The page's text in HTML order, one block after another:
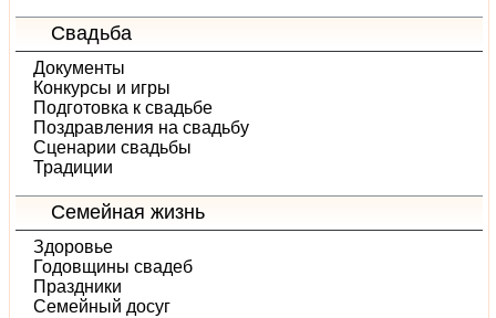
Свадьба
Документы
Конкурсы и игры
Подготовка к свадьбе
Поздравления на свадьбу
Сценарии свадьбы
Традиции
Семейная жизнь
Здоровье
Годовщины свадеб
Праздники
Семейный досуг